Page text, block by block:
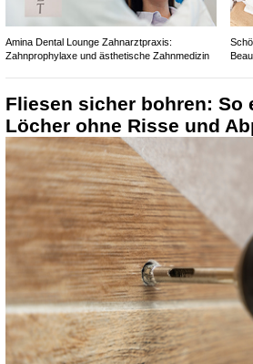
Amina Dental Lounge Zahnarztpraxis:
Zahnprophylaxe und ästhetische Zahnmedizin
Fliesen sicher bohren: So
Löcher ohne Risse und